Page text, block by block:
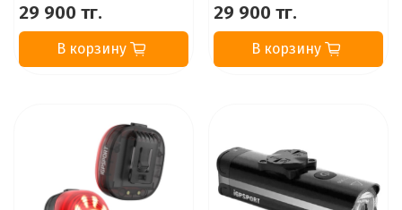
29 900 тг.
В корзину
29 900 тг.
В корзину